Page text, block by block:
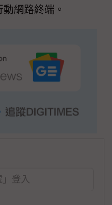
網路終端。